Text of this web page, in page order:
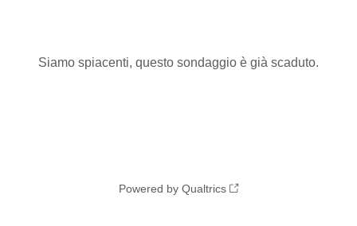
Siamo spiacenti, questo sondaggio è già scaduto.
Powered by Qualtrics